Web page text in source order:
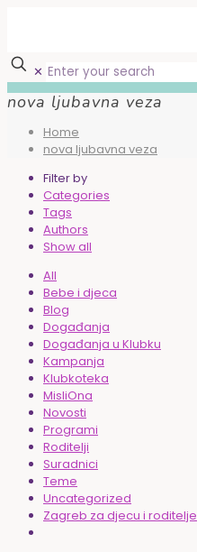
✕
nova ljubavna veza
Home
nova ljubavna veza
Filter by
Categories
Tags
Authors
Show all
All
Bebe i djeca
Blog
Događanja
Događanja u Klubku
Kampanja
Klubkoteka
MisliOna
Novosti
Programi
Roditelji
Suradnici
Teme
Uncategorized
Zagreb za djecu i roditelje